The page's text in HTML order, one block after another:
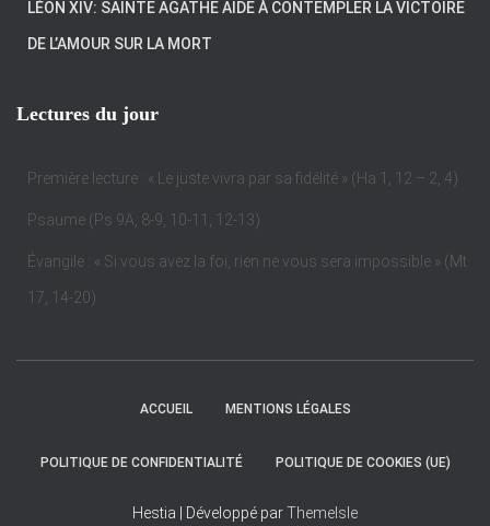
LÉON XIV: SAINTE AGATHE AIDE À CONTEMPLER LA VICTOIRE
DE L’AMOUR SUR LA MORT
Lectures du jour
Première lecture : « Le juste vivra par sa fidélité » (Ha 1, 12 – 2, 4)
Psaume (Ps 9A, 8-9, 10-11, 12-13)
Évangile : « Si vous avez la foi, rien ne vous sera impossible » (Mt
17, 14-20)
ACCUEIL MENTIONS LÉGALES
POLITIQUE DE CONFIDENTIALITÉ POLITIQUE DE COOKIES (UE)
Hestia | Développé parThemeIsle